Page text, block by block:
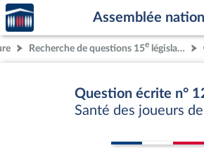
Aller au contenu
Aller en bas de la page
Accèder
à la
page
d'accueil
Assemblée
Recherche de questions 15e législature
Question écrite n°
Santé des joueurs